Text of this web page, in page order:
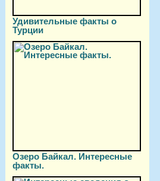
Удивительные факты о
Турции
Озеро Байкал. Интересные
факты.